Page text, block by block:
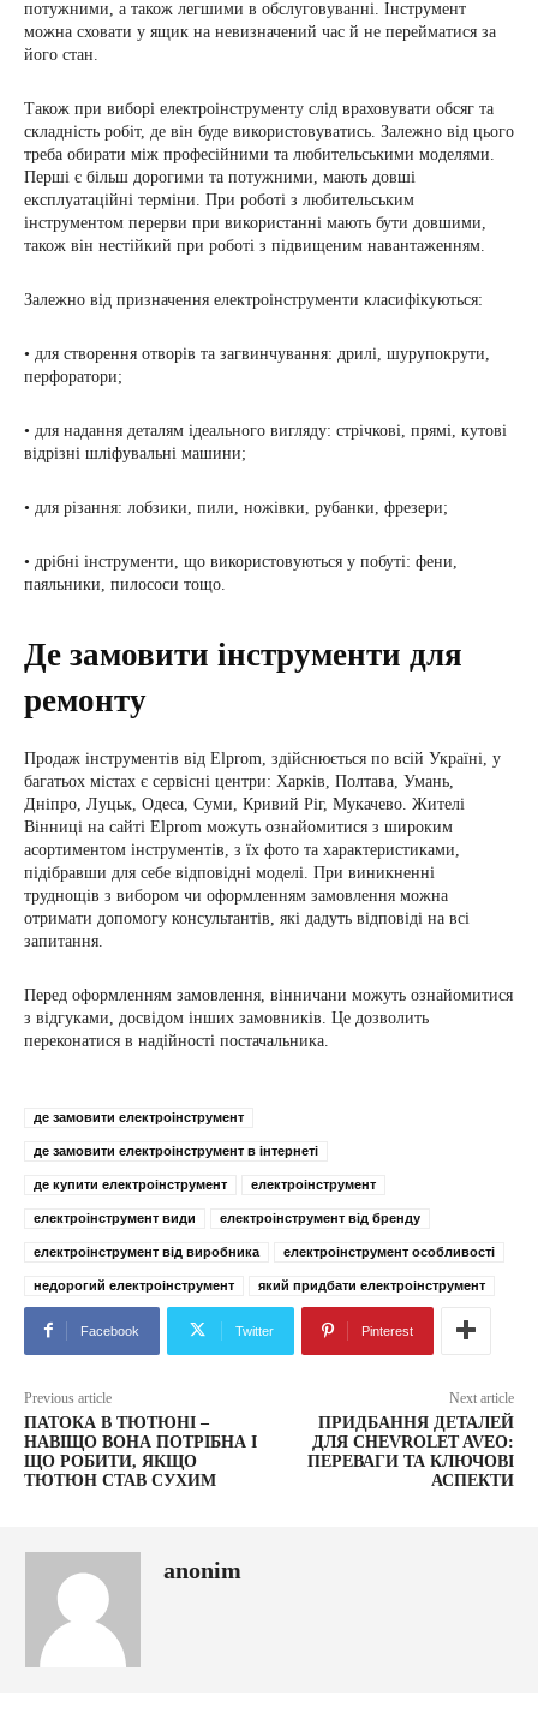
потужними, а також легшими в обслуговуванні. Інструмент
можна сховати у ящик на невизначений час й не перейматися за
його стан.
Також при виборі електроінструменту слід враховувати обсяг та
складність робіт, де він буде використовуватись. Залежно від цього
треба обирати між професійними та любительськими моделями.
Перші є більш дорогими та потужними, мають довші
експлуатаційні терміни. При роботі з любительським
інструментом перерви при використанні мають бути довшими,
також він нестійкий при роботі з підвищеним навантаженням.
Залежно від призначення електроінструменти класифікуються:
• для створення отворів та загвинчування: дрилі, шурупокрути,
перфоратори;
• для надання деталям ідеального вигляду: стрічкові, прямі, кутові
відрізні шліфувальні машини;
• для різання: лобзики, пили, ножівки, рубанки, фрезери;
• дрібні інструменти, що використовуються у побуті: фени,
паяльники, пилососи тощо.
Де замовити інструменти для
ремонту
Продаж інструментів від Elprom, здійснюється по всій Україні, у
багатьох містах є сервісні центри: Харків, Полтава, Умань,
Дніпро, Луцьк, Одеса, Суми, Кривий Ріг, Мукачево. Жителі
Вінниці на сайті Elprom можуть ознайомитися з широким
асортиментом інструментів, з їх фото та характеристиками,
підібравши для себе відповідні моделі. При виникненні
труднощів з вибором чи оформленням замовлення можна
отримати допомогу консультантів, які дадуть відповіді на всі
запитання.
Перед оформленням замовлення, вінничани можуть ознайомитися
з відгуками, досвідом інших замовників. Це дозволить
переконатися в надійності постачальника.
де замовити електроінструмент
де замовити електроінструмент в інтернеті
де купити електроінструмент електроінструмент
електроінструмент види електроінструмент від бренду
електроінструмент від виробника електроінструмент особливості
недорогий електроінструмент який придбати електроінструмент
Facebook Twitter Pinterest
Previous article
ПАТОКА В ТЮТЮНІ –
НАВІЩО ВОНА ПОТРІБНА І
ЩО РОБИТИ, ЯКЩО
ТЮТЮН СТАВ СУХИМ
Next article
ПРИДБАННЯ ДЕТАЛЕЙ
ДЛЯ CHEVROLET AVEO:
ПЕРЕВАГИ ТА КЛЮЧОВІ
АСПЕКТИ
anonim